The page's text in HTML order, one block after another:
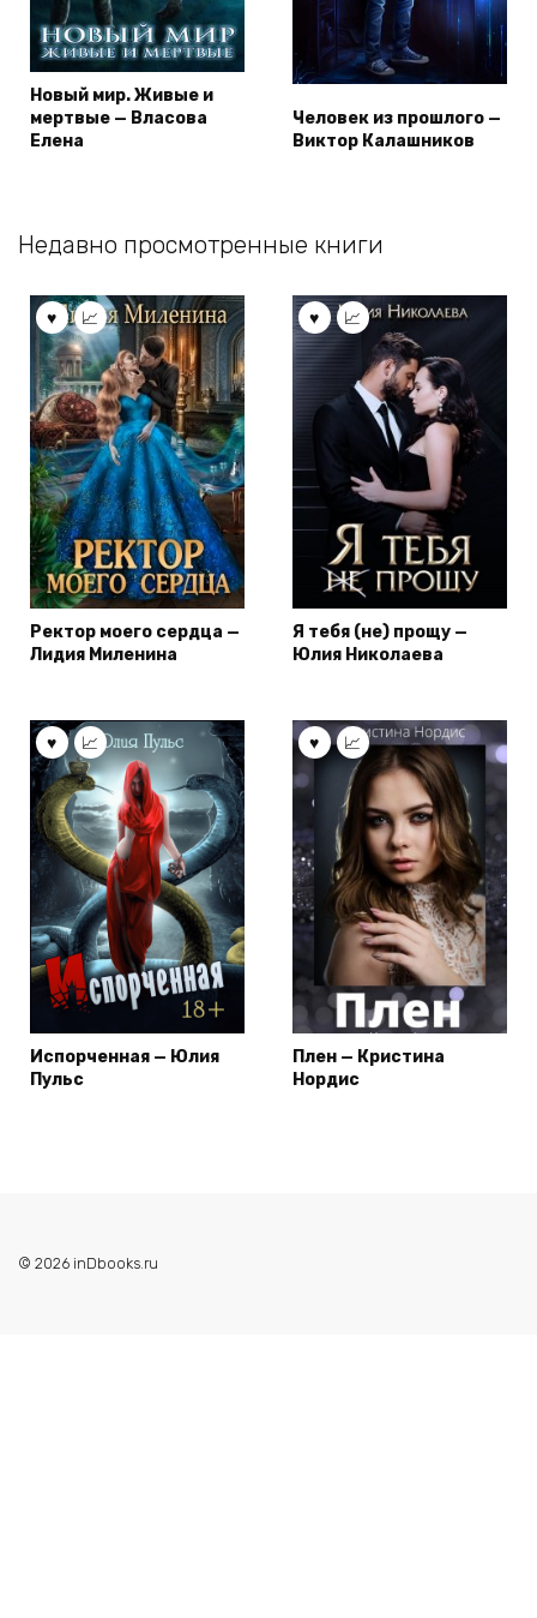
Новый мир. Живые и
мертвые — Власова
Елена
Человек из прошлого —
Виктор Калашников
Недавно просмотренные книги
Ректор моего сердца —
Лидия Миленина
Я тебя (не) прощу —
Юлия Николаева
Испорченная — Юлия
Пульс
Плен — Кристина
Нордис
© 2026 inDbooks.ru